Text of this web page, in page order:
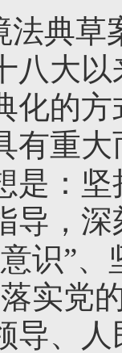
法典草
八大
化的
有重
是：
导，
识”
实党
导、